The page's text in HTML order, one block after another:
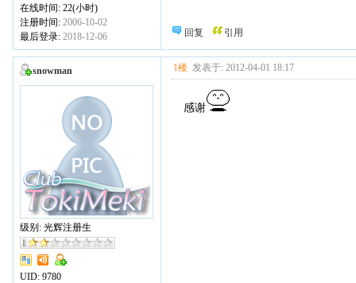
在线时间: 22(小时)
注册时间: 2006-10-02
最后登录: 2018-12-06 回复 引用
snowman
级别: 光辉注册生
UID: 9780
1楼 发表于: 2012-04-01 18:17
感谢